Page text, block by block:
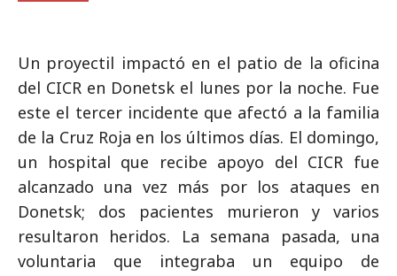
Un proyectil impactó en el patio de la oficina
del CICR en Donetsk el lunes por la noche. Fue
este el tercer incidente que afectó a la familia
de la Cruz Roja en los últimos días. El domingo,
un hospital que recibe apoyo del CICR fue
alcanzado una vez más por los ataques en
Donetsk; dos pacientes murieron y varios
resultaron heridos. La semana pasada, una
voluntaria que integraba un equipo de